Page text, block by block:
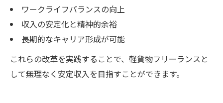
ワークライフバランスの向上
収入の安定化と精神的余裕
長期的なキャリア形成が可能
これらの改革を実践することで、軽貨物フリーランスと
して無理なく安定収入を目指すことができます。